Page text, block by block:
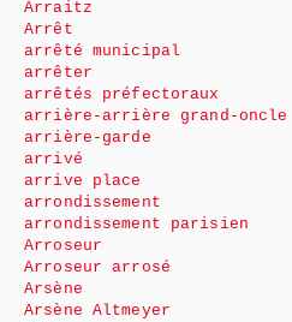
Arraitz
Arrêt
arrêté municipal
arrêter
arrêtés préfectoraux
arrière-arrière grand-oncle
arrière-garde
arrivé
arrive place
arrondissement
arrondissement parisien
Arroseur
Arroseur arrosé
Arsène
Arsène Altmeyer